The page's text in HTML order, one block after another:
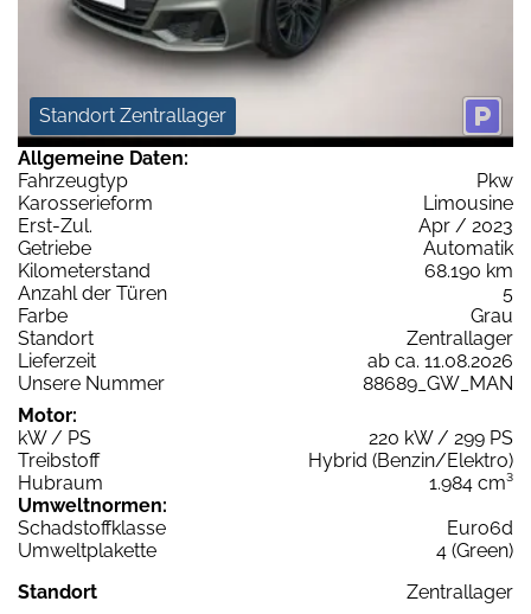
Standort Zentrallager
Allgemeine Daten:
Fahrzeugtyp
Pkw
Karosserieform
Limousine
Erst-Zul.
Apr / 2023
Getriebe
Automatik
Kilometerstand
68.190 km
Anzahl der Türen
5
Farbe
Grau
Standort
Zentrallager
Lieferzeit
ab ca. 11.08.2026
Unsere Nummer
88689_GW_MAN
Motor:
kW / PS
220 kW / 299 PS
Treibstoff
Hybrid (Benzin/Elektro)
Hubraum
1.984 cm³
Umweltnormen:
Schadstoffklasse
Euro6d
Umweltplakette
4 (Green)
Standort
Zentrallager